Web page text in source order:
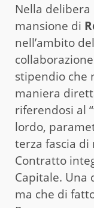
Nella
mansione di
nell’ambito
stipendio che
maniera
riferendosi al
lordo,
terza fascia di
Contratto
Capitale. Una
ma che di